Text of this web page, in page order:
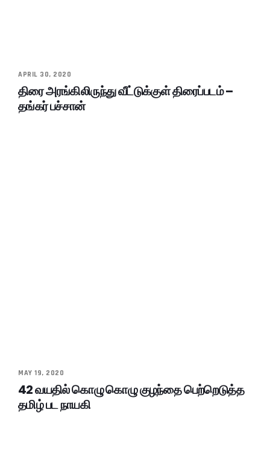
APRIL 30, 2020
திரை அரங்கிலிருந்து வீட்டுக்குள் திரைப்படம் –
தங்கர் பச்சான்
MAY 19, 2020
42 வயதில் கொழு கொழு குழந்தை பெற்றெடுத்த
தமிழ் பட நாயகி